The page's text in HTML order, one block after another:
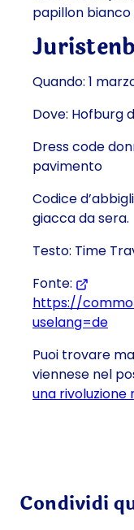
papillon
Quando: 1
Dove: Hofburg
Dress code
pavimento
Codice
giacca da sera.
Testo: Time
Fonte:
https://
uselang=de
Puoi trovare
viennese nel
una rivoluzione
Condividi